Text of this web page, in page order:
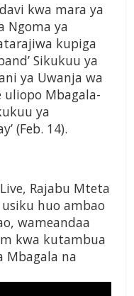
kwa mara ya
Ngoma ya
kupiga
Sikukuu ya
ya Uwanja wa
uliopo Mbagala-
ya
(Feb. 14).
Rajabu Mteta
usiku huo ambao
wameandaa
kwa kutambua
Mbagala na